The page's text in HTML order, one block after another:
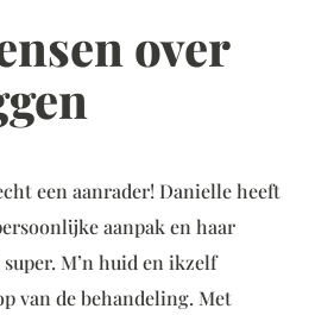
over
een aanrader! Danielle heeft
aanpak en haar
super. M’n huid en ikzelf
van de behandeling. Met